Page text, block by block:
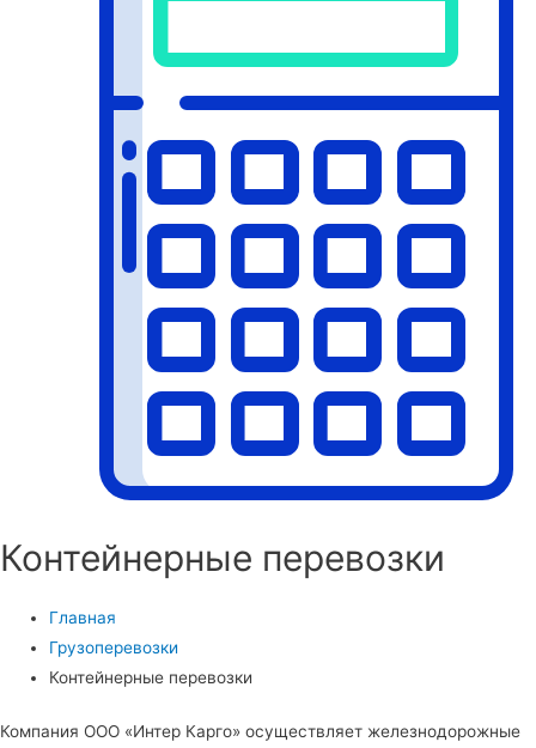
Контейнерные перевозки
Главная
Грузоперевозки
Контейнерные перевозки
Компания ООО «Интер Карго» осуществляет железнодорожные